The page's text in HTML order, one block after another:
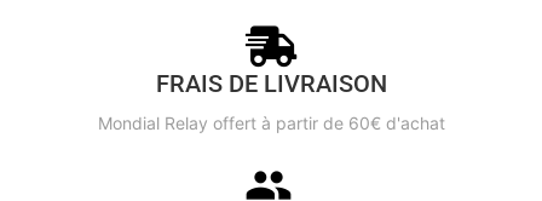
FRAIS DE LIVRAISON
Mondial Relay offert à partir de 60€ d'achat